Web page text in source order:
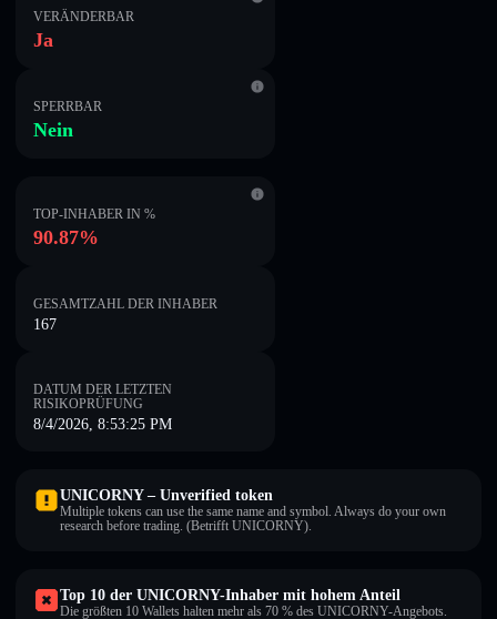
VERÄNDERBAR
Ja
SPERRBAR
Nein
TOP-INHABER IN %
90.87%
GESAMTZAHL DER INHABER
167
DATUM DER LETZTEN
RISIKOPRÜFUNG
8/4/2026, 8:53:25 PM
UNICORNY – Unverified token
Multiple tokens can use the same name and symbol. Always do your own
research before trading. (Betrifft UNICORNY).
Top 10 der UNICORNY-Inhaber mit hohem Anteil
Die größten 10 Wallets halten mehr als 70 % des UNICORNY-Angebots.